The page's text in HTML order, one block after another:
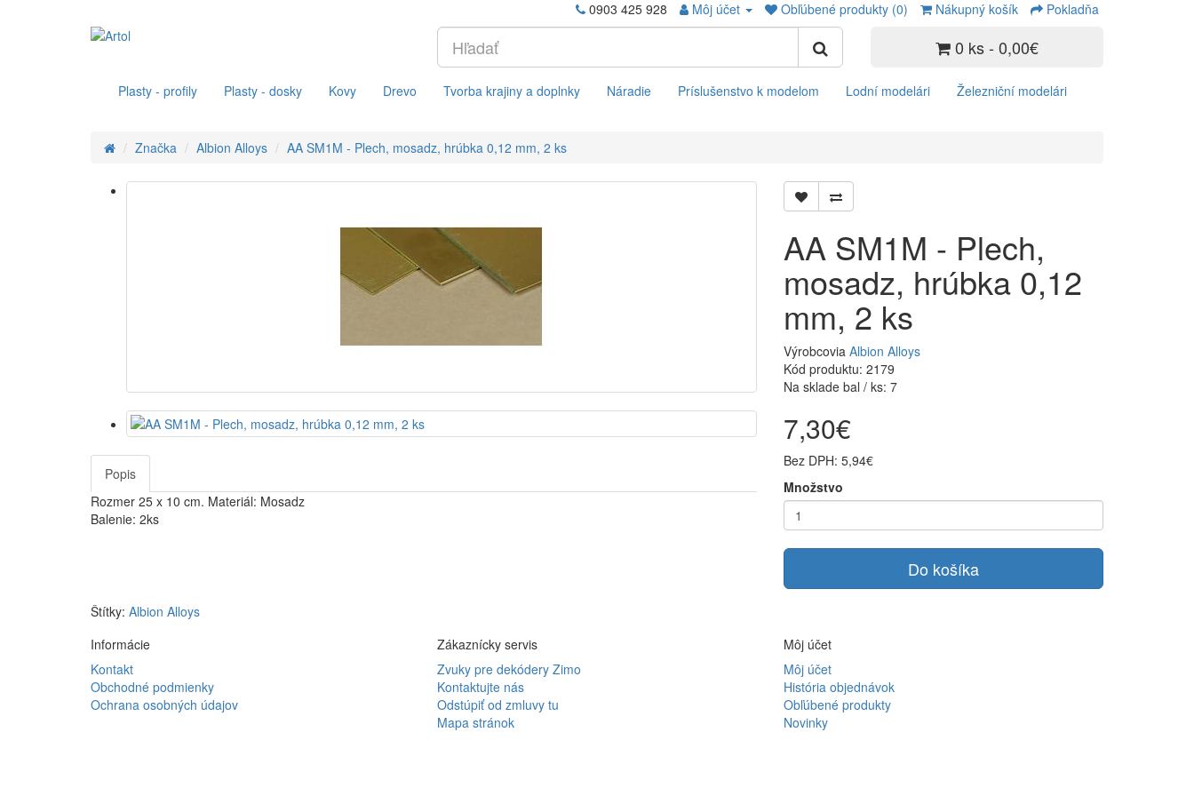
0903 425 928 Môj účet Obľúbené produkty (0) Nákupný košík Pokladňa
0 ks - 0,00€
Plasty - profily Plasty - dosky Kovy Drevo Tvorba krajiny a doplnky Náradie Príslušenstvo k modelom Lodní modelári Železniční modelári
Značka Albion Alloys AA SM1M - Plech, mosadz, hrúbka 0,12 mm, 2 ks
Popis
Rozmer 25 x 10 cm. Materiál: Mosadz
Balenie: 2ks
AA SM1M - Plech,
mosadz, hrúbka 0,12
mm, 2 ks
Výrobcovia Albion Alloys
Kód produktu: 2179
Na sklade bal / ks: 7
7,30€
Bez DPH: 5,94€
Množstvo
Do košíka
Štítky: Albion Alloys
Informácie
Kontakt
Obchodné podmienky
Ochrana osobných údajov
Zákaznícky servis
Zvuky pre dekódery Zimo
Kontaktujte nás
Odstúpiť od zmluvy tu
Mapa stránok
Môj účet
Môj účet
História objednávok
Obľúbené produkty
Novinky